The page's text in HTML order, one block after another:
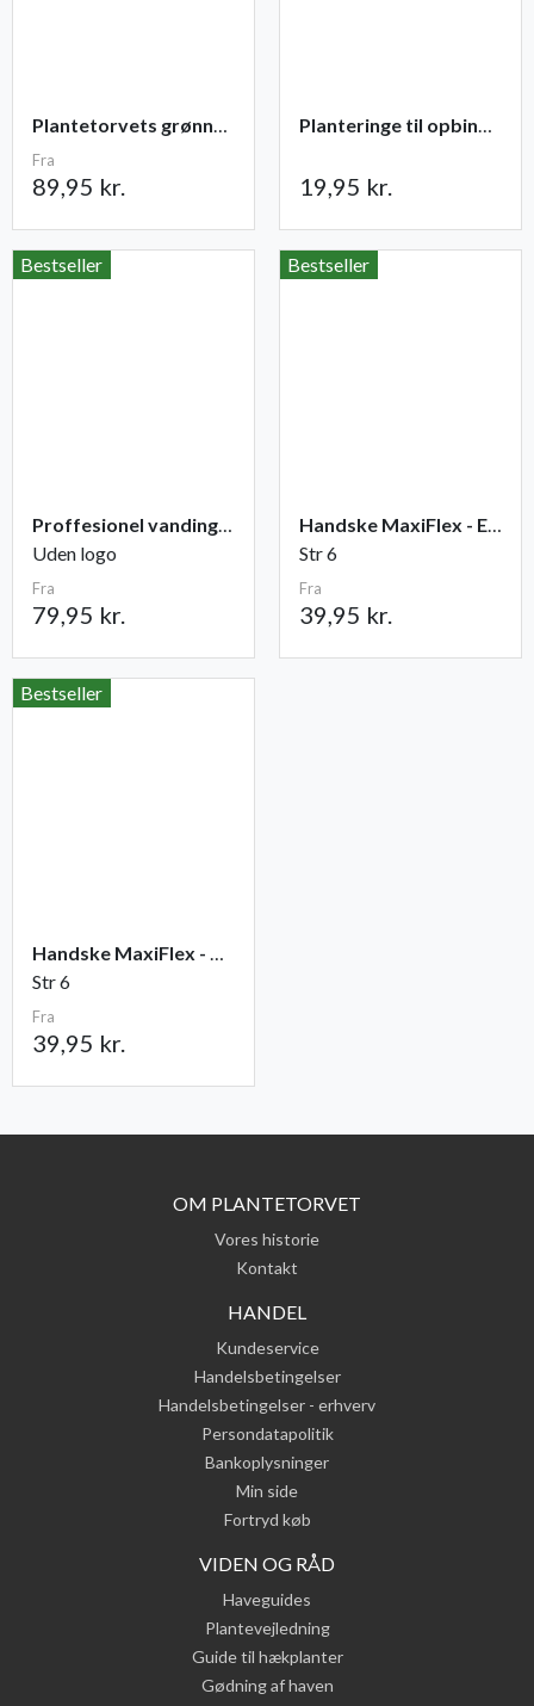
Plantetorvets grønne vandingspose 75 liter
Fra
89,95 kr.
Planteringe til opbinding 30 stk
19,95 kr.
Bestseller
Proffesionel vandingspose 100 liter
Uden logo
Fra
79,95 kr.
Bestseller
Handske MaxiFlex - Elite
Str 6
Fra
39,95 kr.
Bestseller
Handske MaxiFlex - Ultimate
Str 6
Fra
39,95 kr.
OM PLANTETORVET
Vores historie
Kontakt
HANDEL
Kundeservice
Handelsbetingelser
Handelsbetingelser - erhverv
Persondatapolitik
Bankoplysninger
Min side
Fortryd køb
VIDEN OG RÅD
Haveguides
Plantevejledning
Guide til hækplanter
Gødning af haven